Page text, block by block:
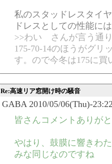
私のスタッドレスタイ
ドレスとしての性能に
>>わい さんが言う通
175-70-14のほうがグリ
す。ので今冬は175に買
Re:高速リア窓開け時の騒音
GABA 2010/05/06(Thu)-
皆さんコメントありが
やはり、鼓膜に響きわ
みな同じなのですね